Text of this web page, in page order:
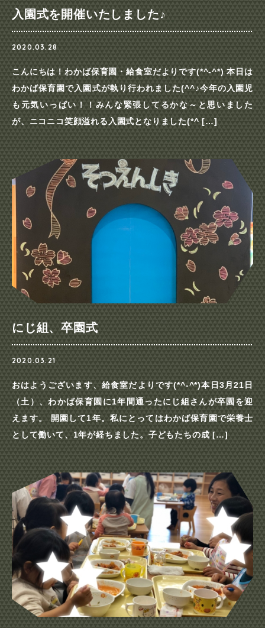
入園式を開催いたしました♪
2020.03.28
こんにちは！わかば保育園・給食室だよりです(*^-^*) 本日は
わかば保育園で入園式が執り行われました(^^♪今年の入園児
も元気いっぱい！！みんな緊張してるかな～と思いました
が、ニコニコ笑顔溢れる入園式となりました(*^ […]
にじ組、卒園式
2020.03.21
おはようございます、給食室だよりです(*^-^*)本日3月21日
（土）、わかば保育園に1年間通ったにじ組さんが卒園を迎
えます。 開園して1年。私にとってはわかば保育園で栄養士
として働いて、1年が経ちました。子どもたちの成 […]